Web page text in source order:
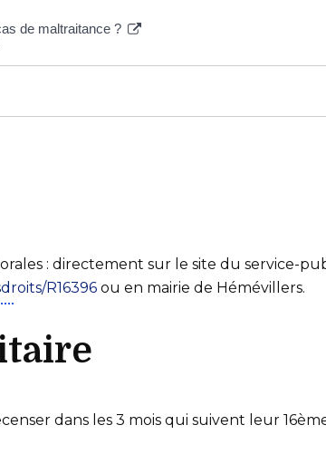
de maltraitance ?
: directement sur le site du service-
R16396 ou en mairie de Hémévillers.
dans les 3 mois qui suivent leur